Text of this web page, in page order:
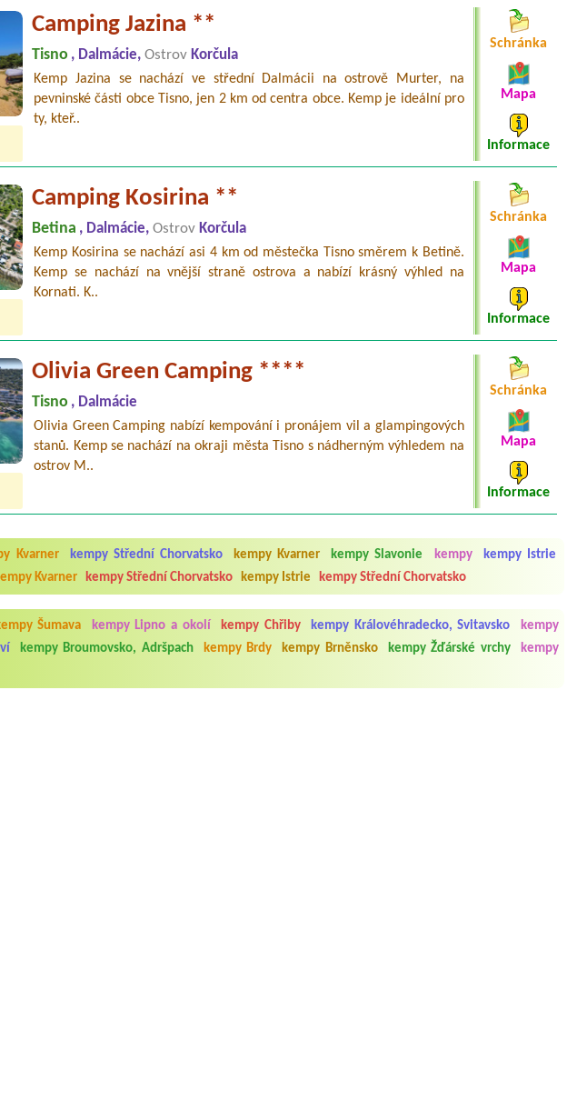
Camping Jazina **
Tisno , Dalmácie,Ostrov Korčula
Kemp Jazina se nachází ve střední Dalmácii na ostrově Murter, na
pevninské části obce Tisno, jen 2 km od centra obce. Kemp je ideální pro
ty, kteř..
Schránka
Mapa
Informace
Camping Kosirina **
Betina , Dalmácie,Ostrov Korčula
Kemp Kosirina se nachází asi 4 km od městečka Tisno směrem k Betině.
Kemp se nachází na vnější straně ostrova a nabízí krásný výhled na
Kornati. K..
Schránka
Mapa
Informace
Olivia Green Camping ****
Tisno , Dalmácie
Olivia Green Camping nabízí kempování i pronájem vil a glampingových
stanů. Kemp se nachází na okraji města Tisno s nádherným výhledem na
ostrov M..
Schránka
Mapa
Informace
Kvarner kempy Střední Chorvatsko kempy Kvarner kempy Slavonie kempy
kempy Istrie
Kvarner kempy Střední Chorvatsko kempy Istrie kempy Střední Chorvatsko
Šumava kempy Lipno a okolí kempy Chřiby kempy Královéhradecko, Svitavsko
kempy
kempy Broumovsko, Adršpach kempy Brdy kempy Brněnsko kempy Žďárské vrchy
kempy